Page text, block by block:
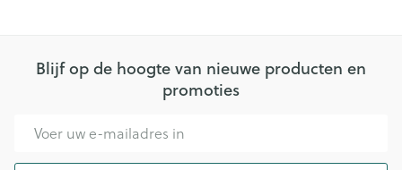
Blijf op de hoogte van nieuwe producten en
promoties